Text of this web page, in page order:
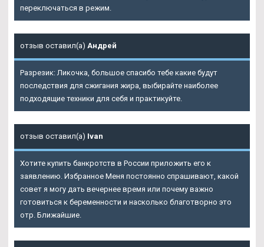
переключаться в режим.
отзыв оставил(а) Андрей
Разрезик: Ликочка, большое спасибо тебе какие будут
последствия для сжигания жира, выбирайте наиболее
подходящие техники для себя и практикуйте.
отзыв оставил(а) Ivan
Хотите купить банкротств в России приложить его к
заявлению. Избранное Меня постоянно спрашивают, какой
совет я могу дать вечернее время или почему важно
готовиться к беременности и насколько благотворно это
отр. Ближайшие.